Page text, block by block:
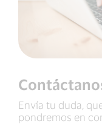
Envía tu duda,
pondremos en